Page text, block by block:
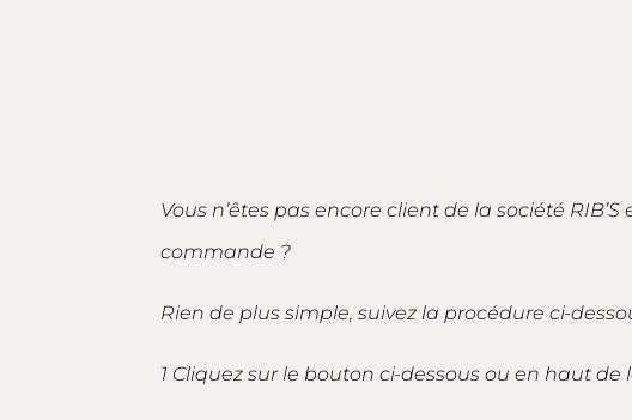
Vous n’êtes pas encore client de la société
commande ?
Rien de plus simple, suivez la procédure ci-
1 Cliquez sur le bouton ci-dessous ou en haut